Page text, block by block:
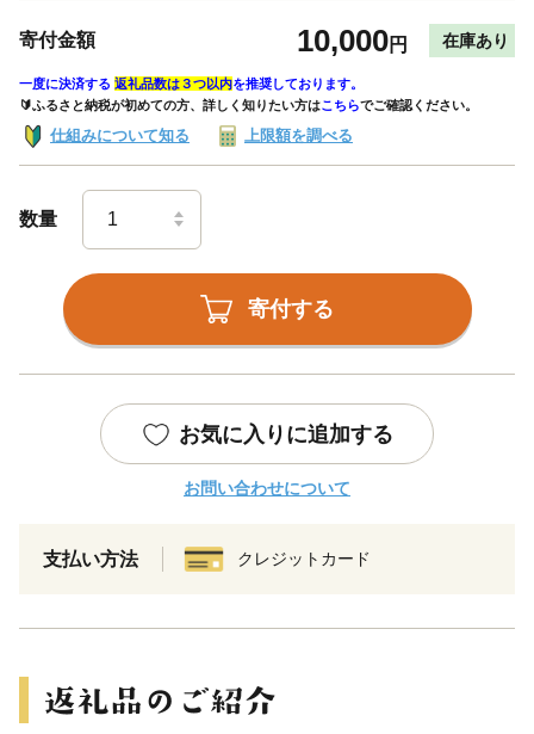
寄付金額 10,000円 在庫あり
一度に決済する 返礼品数は３つ以内を推奨しております。
🔰ふるさと納税が初めての方、詳しく知りたい方はこちらでご確認ください。
仕組みについて知る 上限額を調べる
数量
寄付する
お気に入りに追加する
お問い合わせについて
支払い方法 クレジットカード